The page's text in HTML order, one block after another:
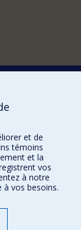
et de
témoins
et la
vos
à notre
vos besoins.